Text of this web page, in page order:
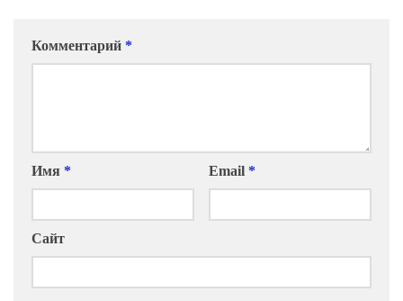
Комментарий *
Имя * Email *
Сайт